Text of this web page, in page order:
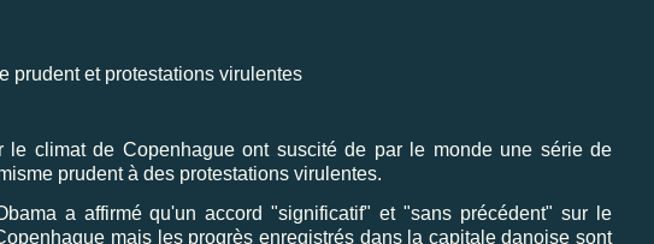
prudent et protestations virulentes
climat de Copenhague ont suscité de par le monde une série de
prudent à des protestations virulentes.
a affirmé qu'un accord "significatif" et "sans précédent" sur le
mais les progrès enregistrés dans la capitale danoise sont